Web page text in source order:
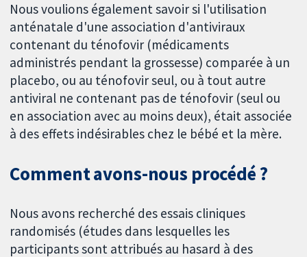
Nous voulions également savoir si l'utilisation
anténatale d'une association d'antiviraux
contenant du ténofovir (médicaments
administrés pendant la grossesse) comparée à un
placebo, ou au ténofovir seul, ou à tout autre
antiviral ne contenant pas de ténofovir (seul ou
en association avec au moins deux), était associée
à des effets indésirables chez le bébé et la mère.
Comment avons-nous procédé ?
Nous avons recherché des essais cliniques
randomisés (études dans lesquelles les
participants sont attribués au hasard à des